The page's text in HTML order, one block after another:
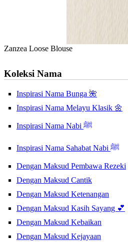
Zanzea Loose Blouse
Koleksi Nama
Inspirasi Nama Bunga 🌺
Inspirasi Nama Melayu Klasik 🌼
Inspirasi Nama Nabi ﷺ
Inspirasi Nama Sahabat Nabi ﷺ
Dengan Maksud Pembawa Rezeki
Dengan Maksud Cantik
Dengan Maksud Ketenangan
Dengan Maksud Kasih Sayang 💕
Dengan Maksud Kebaikan
Dengan Maksud Kejayaan